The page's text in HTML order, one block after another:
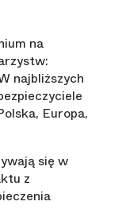
na
najbliższych
Europa,
się w
z